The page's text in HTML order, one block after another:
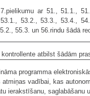
ar 51., 51.1.,
53.2., 53.3., 53.4.,
55.3. un 56.rindu šādā
atbilst šādām
programma
atmiņas vadībai, kas
ierakstīšanu, saglabāšanu